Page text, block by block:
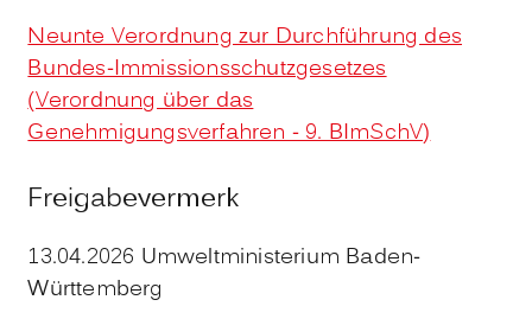
Neunte Verordnung zur Durchführung des
Bundes-Immissionsschutzgesetzes
(Verordnung über das
Genehmigungsverfahren - 9. BImSchV)
Freigabevermerk
13.04.2026 Umweltministerium Baden-
Württemberg